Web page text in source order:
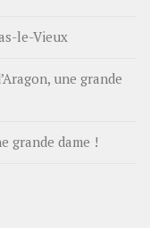
le-Vieux
une grande
grande dame !